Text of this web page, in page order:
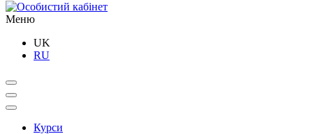
Меню
UK
RU
Курси